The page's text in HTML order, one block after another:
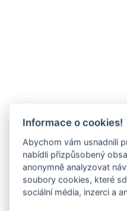
Informace o cookies!
Abychom vám usnadnili
nabídli přizpůsobený
anonymně analyzovat
soubory cookies, které
sociální média, inzerci a